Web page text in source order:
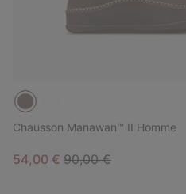
Chausson Manawan™ II Homme
Sale price:
54,00 € Regular price:
90,00 €